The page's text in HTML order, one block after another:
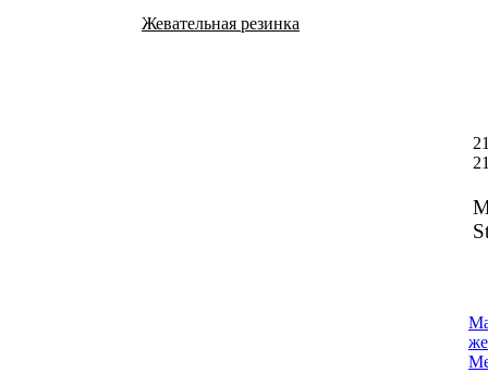
Жевательная резинка